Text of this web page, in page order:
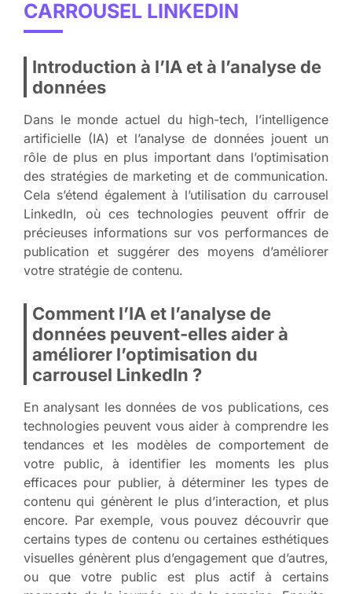
CARROUSEL LINKEDIN
Introduction à l’IA et à l’analyse de
données
Dans le monde actuel du high-tech, l’intelligence
artificielle (IA) et l’analyse de données jouent un
rôle de plus en plus important dans l’optimisation
des stratégies de marketing et de communication.
Cela s’étend également à l’utilisation du carrousel
LinkedIn, où ces technologies peuvent offrir de
précieuses informations sur vos performances de
publication et suggérer des moyens d’améliorer
votre stratégie de contenu.
Comment l’IA et l’analyse de
données peuvent-elles aider à
améliorer l’optimisation du
carrousel LinkedIn ?
En analysant les données de vos publications, ces
technologies peuvent vous aider à comprendre les
tendances et les modèles de comportement de
votre public, à identifier les moments les plus
efficaces pour publier, à déterminer les types de
contenu qui génèrent le plus d’interaction, et plus
encore. Par exemple, vous pouvez découvrir que
certains types de contenu ou certaines esthétiques
visuelles génèrent plus d’engagement que d’autres,
ou que votre public est plus actif à certains